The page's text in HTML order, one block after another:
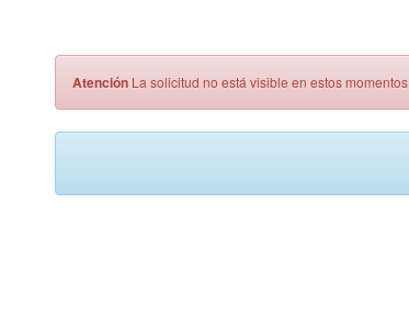
Atención La solicitud no está visible en estos momentos